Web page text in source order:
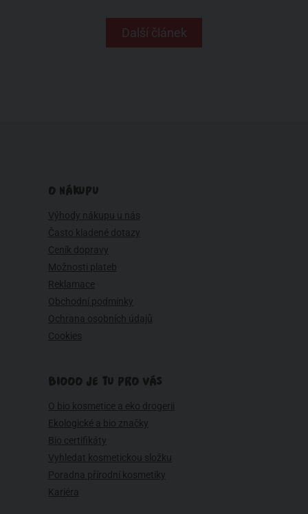
Další článek
O NÁKUPU
Výhody nákupu u nás
Často kladené dotazy
Ceník dopravy
Možnosti plateb
Reklamace
Obchodní podmínky
Ochrana osobních údajů
Cookies
BIOOO JE TU PRO VÁS
O bio kosmetice a eko drogerii
Ekologické a bio značky
Bio certifikáty
Vyhledat kosmetickou složku
Poradna přírodní kosmetiky
Kariéra